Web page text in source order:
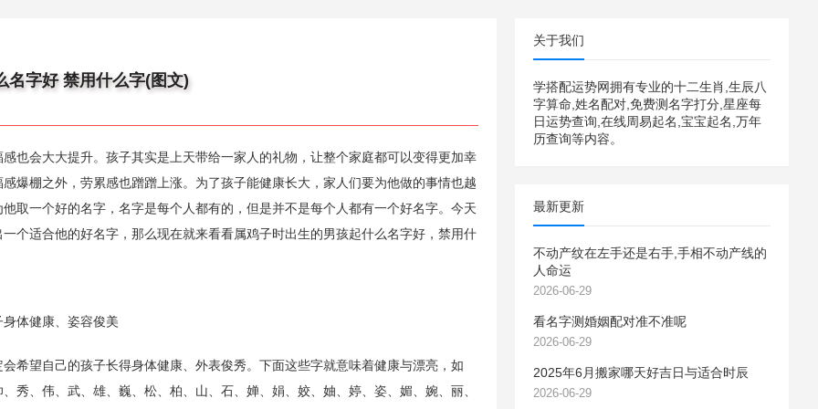
名字好 禁用什么字(图文)
也会大大提升。孩子其实是上天带给一家人的礼物，让整个家庭都可以变得更加幸
爆棚之外，劳累感也蹭蹭上涨。为了孩子能健康长大，家人们要为他做的事情也越
取一个好的名字，名字是每个人都有的，但是并不是每个人都有一个好名字。今天
个适合他的好名字，那么现在就来看看属鸡子时出生的男孩起什么名字好，禁用什
体健康、姿容俊美
希望自己的孩子长得身体健康、外表俊秀。下面这些字就意味着健康与漂亮，如
秀、伟、武、雄、巍、松、柏、山、石、婵、娟、姣、妯、婷、姿、媚、婉、丽、
关于我们
学搭配运势网拥有专业的十二生肖,生辰八
字算命,姓名配对,免费测名字打分,星座每
日运势查询,在线周易起名,宝宝起名,万年
历查询等内容。
最新更新
不动产纹在左手还是右手,手相不动产线的
人命运
2026-06-29
看名字测婚姻配对准不准呢
2026-06-29
2025年6月搬家哪天好吉日与适合时辰
2026-06-29